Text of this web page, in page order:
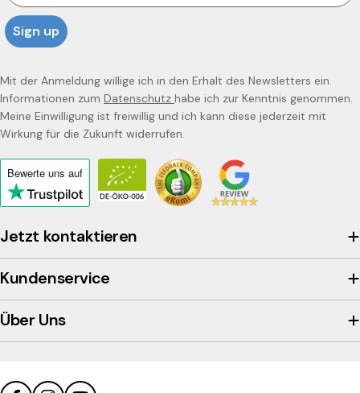
Jetzt kontaktieren
Kundenservice
Über Uns
Sign up
Mit der Anmeldung willige ich in den Erhalt des Newsletters ein.
Informationen zum Datenschutz habe ich zur Kenntnis genommen.
Meine Einwilligung ist freiwillig und ich kann diese jederzeit mit
Wirkung für die Zukunft widerrufen.
Bewerte uns auf
Click
to
view
the
company's
Trustpilot
profile